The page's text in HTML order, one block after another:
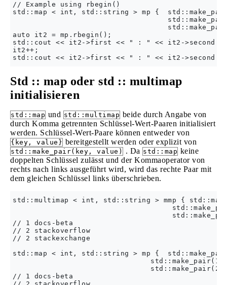
// Example using rbegin()
std::map < int, std::string > mp {
auto it2 = mp.rbegin();
std::cout << it2->first << " : " << it2->second
it2++;
Std :: map oder std :: multimap
initialisieren
std::map und std::multimap beide durch Angabe von
durch Komma getrennten Schlüssel-Wert-Paaren initialisiert
werden. Schlüssel-Wert-Paare können entweder von
{key, value} bereitgestellt werden oder explizit von
std::make_pair(key, value) . Da std::map keine
doppelten Schlüssel zulässt und der Kommaoperator von
rechts nach links ausgeführt wird, wird das rechte Paar mit
dem gleichen Schlüssel links überschrieben.
std::multimap < int, std::string > mmp {
// 1 docs-beta
// 2 stackoverflow
// 2 stackexchange
std::map < int, std::string > mp {
std::make_pair(1,
// 1 docs-beta